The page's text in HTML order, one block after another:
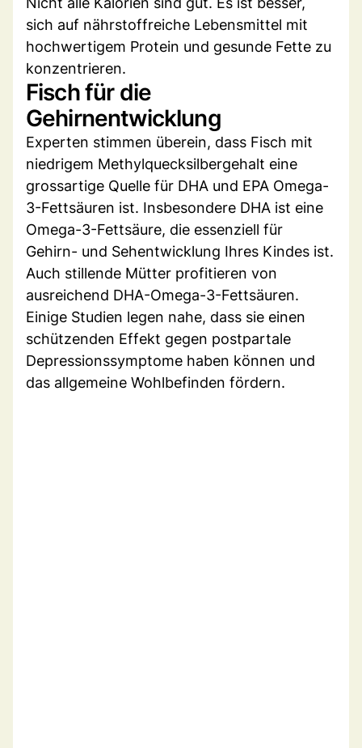
sich auf nährstoffreiche Lebensmittel mit
hochwertigem Protein und gesunde Fette zu
konzentrieren.
Fisch für die
Gehirnentwicklung
Experten stimmen überein, dass Fisch mit
niedrigem Methylquecksilbergehalt eine
grossartige Quelle für DHA und EPA Omega-
3-Fettsäuren ist. Insbesondere DHA ist eine
Omega-3-Fettsäure, die essenziell für
Gehirn- und Sehentwicklung Ihres Kindes ist.
Auch stillende Mütter profitieren von
ausreichend DHA-Omega-3-Fettsäuren.
Einige Studien legen nahe, dass sie einen
schützenden Effekt gegen postpartale
Depressionssymptome haben können und
das allgemeine Wohlbefinden fördern.